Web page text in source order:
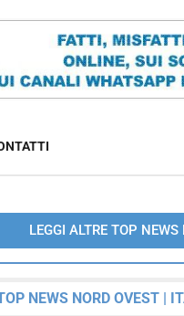
LEGGI ALTRE TOP
NEWS NORD OVEST |